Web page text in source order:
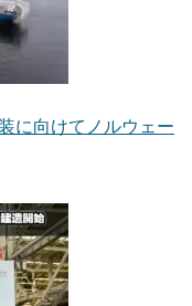
に向けてノルウェー